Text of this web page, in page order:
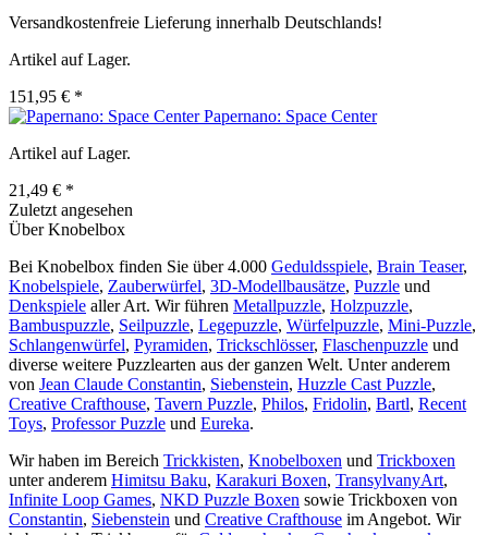
Versandkostenfreie Lieferung innerhalb Deutschlands!
Artikel auf Lager.
151,95 € *
Papernano: Space Center
Artikel auf Lager.
21,49 € *
Zuletzt angesehen
Über Knobelbox
Bei Knobelbox finden Sie über 4.000 Geduldsspiele, Brain Teaser,
Knobelspiele, Zauberwürfel, 3D-Modellbausätze, Puzzle und
Denkspiele aller Art. Wir führen Metallpuzzle, Holzpuzzle,
Bambuspuzzle, Seilpuzzle, Legepuzzle, Würfelpuzzle, Mini-Puzzle,
Schlangenwürfel, Pyramiden, Trickschlösser, Flaschenpuzzle und
diverse weitere Puzzlearten aus der ganzen Welt. Unter anderem
von Jean Claude Constantin, Siebenstein, Huzzle Cast Puzzle,
Creative Crafthouse, Tavern Puzzle, Philos, Fridolin, Bartl, Recent
Toys, Professor Puzzle und Eureka.
Wir haben im Bereich Trickkisten, Knobelboxen und Trickboxen
unter anderem Himitsu Baku, Karakuri Boxen, TransylvanyArt,
Infinite Loop Games, NKD Puzzle Boxen sowie Trickboxen von
Constantin, Siebenstein und Creative Crafthouse im Angebot. Wir